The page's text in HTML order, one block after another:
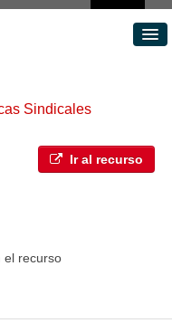
Sindicales
Ir al recurso
el recurso